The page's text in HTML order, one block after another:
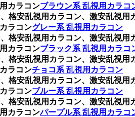
カラコンブラウン系 乱視用カラコ
格安乱視用カラコン、激安乱視
ラコングレー系 乱視用カラコン
格安乱視用カラコン、激安乱視
カラコンブラック系 乱視用カラコ
格安乱視用カラコン、激安乱視
ラコンチョコ系 乱視用カラコン
格安乱視用カラコン、激安乱視
ラコンブルー系 乱視用カラコン
格安乱視用カラコン、激安乱視
カラコンパープル系 乱視用カラコ